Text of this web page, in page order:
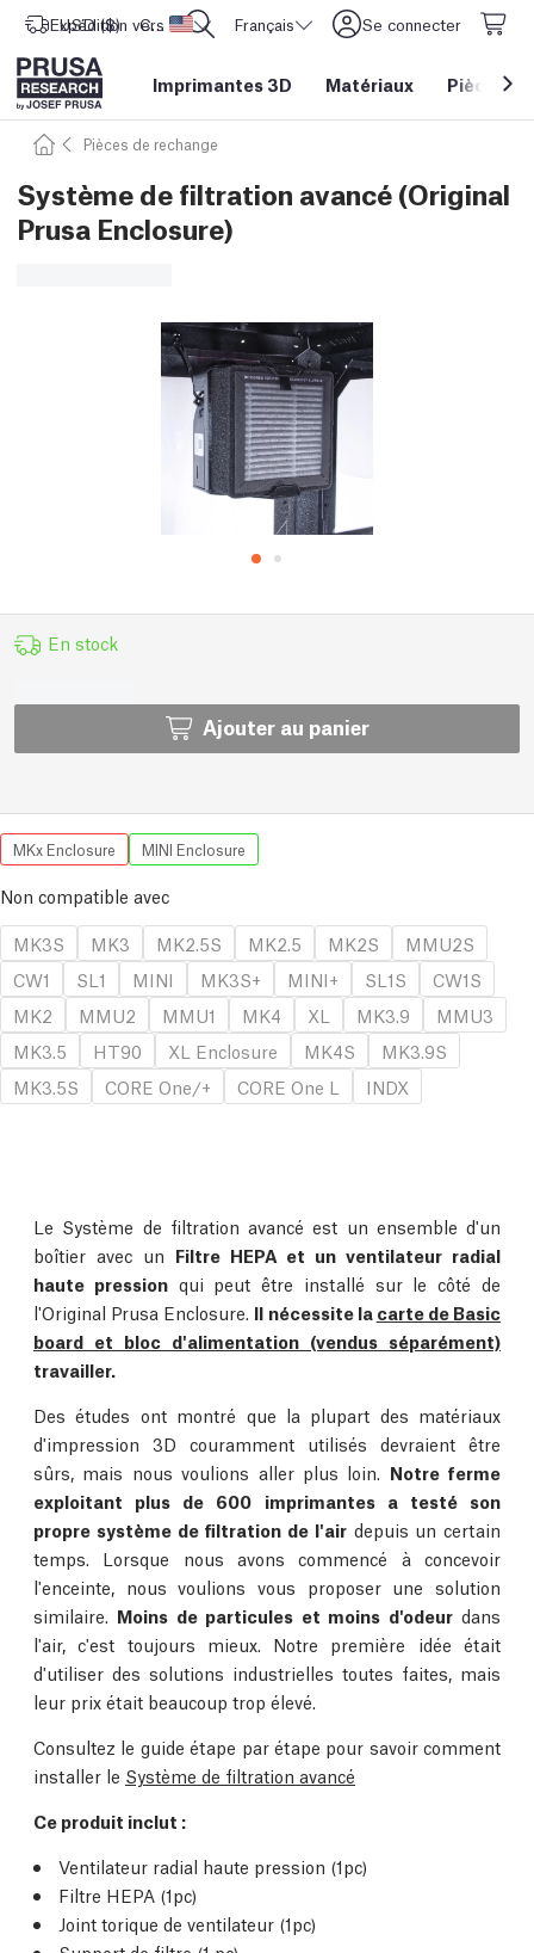
Expédition vers Etats-Unis d'Amérique
USD ($) CORE One L: Maintenant en stock ! Français Se connecter
Imprimantes 3D Matériaux Pièces&
Pièces de rechange
Système de filtration avancé (Original
Prusa Enclosure)
En stock
Ajouter au panier
MKx Enclosure MINI Enclosure
Non compatible avec
MK3S
MK3 MK2.5S MK2.5 MK2S
MMU2S
CW1
SL1 MINI MK3S+ MINI+ SL1S
CW1S
MK2
MMU2 MMU1 MK4 XL MK3.9
MMU3
MK3.5
HT90 XL Enclosure MK4S
MK3.9S
MK3.5S
CORE One/+ CORE One L INDX
Le Système de filtration avancé est un ensemble d'un
boîtier avec un Filtre HEPA et un ventilateur radial
haute pressionqui peut être installé sur le côté de
l'Original Prusa Enclosure. Il nécessite la carte de Basic
board et bloc d'alimentation (vendus séparément)
travailler.
Des études ont montré que la plupart des matériaux
d'impression 3D couramment utilisés devraient être
sûrs, mais nous voulions aller plus loin. Notre ferme
exploitant plus de 600 imprimantes a testé son
propre système de filtration de l'airdepuis un certain
temps. Lorsque nous avons commencé à concevoir
l'enceinte, nous voulions vous proposer une solution
similaire. Moins de particules et moins d'odeurdans
l'air, c'est toujours mieux. Notre première idée était
d'utiliser des solutions industrielles toutes faites, mais
leur prix était beaucoup trop élevé.
Consultez le guide étape par étape pour savoir comment
installer le Système de filtration avancé
Ce produit inclut :
Ventilateur radial haute pression (1pc)
Filtre HEPA (1pc)
Joint torique de ventilateur (1pc)